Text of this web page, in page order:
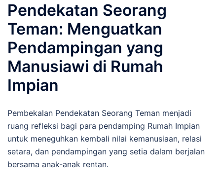
Pendekatan Seorang
Teman: Menguatkan
Pendampingan yang
Manusiawi di Rumah
Impian
Pembekalan Pendekatan Seorang Teman menjadi
ruang refleksi bagi para pendamping Rumah Impian
untuk meneguhkan kembali nilai kemanusiaan, relasi
setara, dan pendampingan yang setia dalam berjalan
bersama anak-anak rentan.